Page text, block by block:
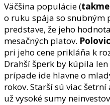
Väčšina populácie (
o ruku spája so snubným
predstave, že jeho
mesačných platov.
pri jeho cene prikláňa k
Drahší šperk by kúpila
prípade ide hlavne o
rokov. Starší sú viac
už vysoké sumy